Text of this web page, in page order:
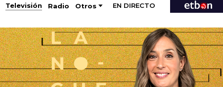
Televisión Radio Otros EN DIRECTO